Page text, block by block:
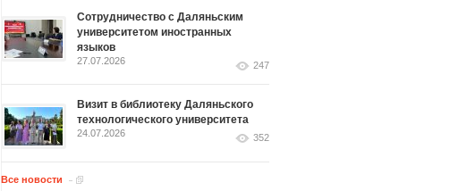
Сотрудничество с Даляньским
университетом иностранных
языков
27.07.2026 247
Визит в библиотеку Даляньского
технологического университета
24.07.2026 352
Все новости